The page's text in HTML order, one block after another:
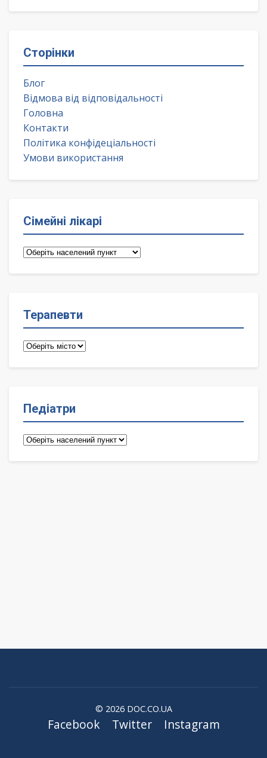
Сторінки
Блог
Відмова від відповідальності
Головна
Контакти
Політика конфідеціальності
Умови використання
Сімейні лікарі
Сімейні
Терапевти
Терапевти
Педіатри
Педіатри
© 2026 DOC.CO.UA
Facebook Twitter Instagram